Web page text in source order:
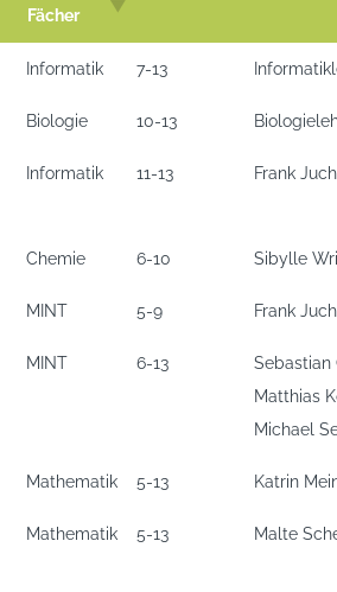
Fächer
Informatik 7-13
Biologie 10-13
Informatik 11-13 Frank
Chemie 6-10 Sibylle
MINT 5-9 Frank
MINT 6-13
Sebastian
Matthias
Michael
Mathematik 5-13 Katrin
Mathematik 5-13 Malte